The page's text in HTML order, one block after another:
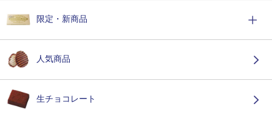
限定・新商品
人気商品
生チョコレート